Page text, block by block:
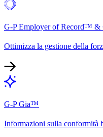
G-P Employer of Record™ &
Ottimizza la gestione della
G-P Gia™​​
Informazioni sulla conformità